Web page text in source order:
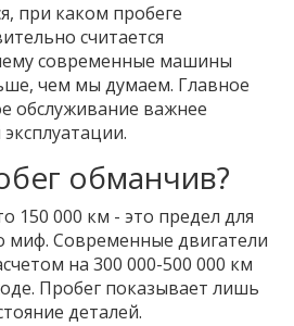
при каком пробеге
считается
современные машины
чем мы думаем. Главное
обслуживание важнее
обманчив?
150 000 км - это предел для
Современные двигатели
на 300 000-500 000 км
Пробег показывает лишь
деталей.